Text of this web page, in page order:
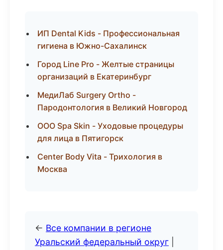
ИП Dental Kids - Профессиональная
гигиена в Южно-Сахалинск
Город Line Pro - Желтые страницы
организаций в Екатеринбург
МедиЛаб Surgery Ortho -
Пародонтология в Великий Новгород
ООО Spa Skin - Уходовые процедуры
для лица в Пятигорск
Center Body Vita - Трихология в
Москва
← Все компании в регионе
Уральский федеральный округ